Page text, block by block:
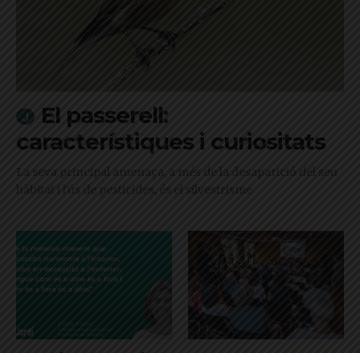
El passerell:
característiques i curiositats
La seva principal amenaça, a més de la desaparició del seu
hàbitat i l'ús de pesticides, és el silvestrisme